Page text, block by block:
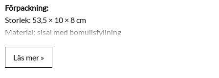
Förpackning:
Storlek: 53,5 × 10 × 8 cm
Material: sisal med bomullsfyllning